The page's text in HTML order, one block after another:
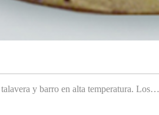
talavera y barro en alta temperatura. Los…